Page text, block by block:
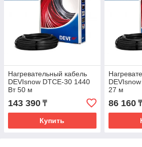
Нагревательный кабель
DEVIsnow DTCE-30 1440
Вт 50 м
143 390 ₸
Купить
27 м
86 160₸